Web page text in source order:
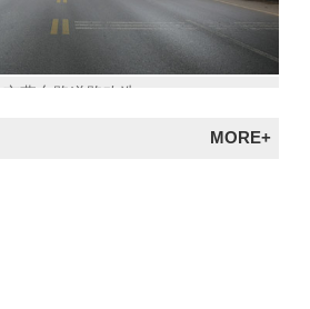
京燕东路道路改造
MORE+